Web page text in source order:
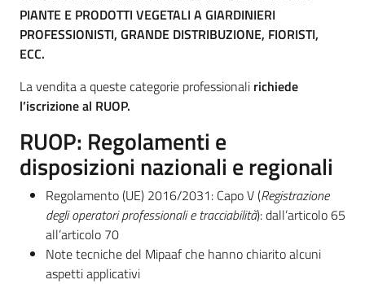
PIANTE E PRODOTTI VEGETALI A GIARDINIERI
PROFESSIONISTI, GRANDE DISTRIBUZIONE, FIORISTI,
ECC.
La vendita a queste categorie professionali richiede
l’iscrizione al RUOP.
RUOP: Regolamenti e
disposizioni nazionali e regionali
Regolamento (UE) 2016/2031: Capo V (Registrazione
degli operatori professionali e tracciabilità): dall’articolo 65
all’articolo 70
Note tecniche del Mipaaf che hanno chiarito alcuni
aspetti applicativi